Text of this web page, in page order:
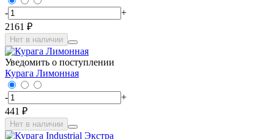
-
+
2161 ₽
Нет в наличии
Уведомить о поступлении
Курага Лимонная
-
+
441 ₽
Нет в наличии